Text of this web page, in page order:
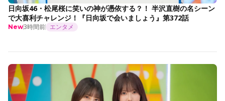
日向坂46・松尾桜に笑いの神が憑依する？！ 半沢直樹の名シーン
で大喜利チャレンジ！『日向坂で会いましょう』第372話
New3時間前 エンタメ